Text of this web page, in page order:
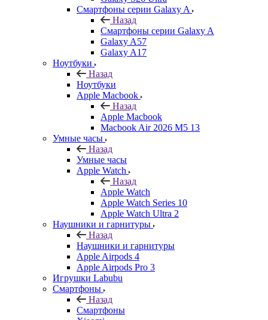
Смартфоны серии Galaxy A
Назад
Смартфоны серии Galaxy A
Galaxy A57
Galaxy A17
Ноутбуки
Назад
Ноутбуки
Apple Macbook
Назад
Apple Macbook
Macbook Air 2026 M5 13
Умные часы
Назад
Умные часы
Apple Watch
Назад
Apple Watch
Apple Watch Series 10
Apple Watch Ultra 2
Наушники и гарнитуры
Назад
Наушники и гарнитуры
Apple Airpods 4
Apple Airpods Pro 3
Игрушки Labubu
Смартфоны
Назад
Смартфоны